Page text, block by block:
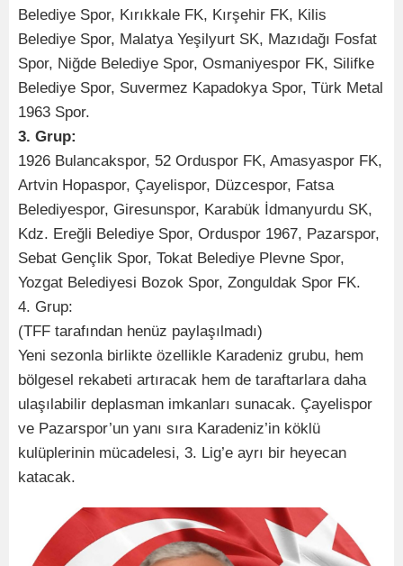
Belediye Spor, Kırıkkale FK, Kırşehir FK, Kilis
Belediye Spor, Malatya Yeşilyurt SK, Mazıdağı Fosfat
Spor, Niğde Belediye Spor, Osmaniyespor FK, Silifke
Belediye Spor, Suvermez Kapadokya Spor, Türk Metal
1963 Spor.
3. Grup:
1926 Bulancakspor, 52 Orduspor FK, Amasyaspor FK,
Artvin Hopaspor, Çayelispor, Düzcespor, Fatsa
Belediyespor, Giresunspor, Karabük İdmanyurdu SK,
Kdz. Ereğli Belediye Spor, Orduspor 1967, Pazarspor,
Sebat Gençlik Spor, Tokat Belediye Plevne Spor,
Yozgat Belediyesi Bozok Spor, Zonguldak Spor FK.
4. Grup:
(TFF tarafından henüz paylaşılmadı)
Yeni sezonla birlikte özellikle Karadeniz grubu, hem
bölgesel rekabeti artıracak hem de taraftarlara daha
ulaşılabilir deplasman imkanları sunacak. Çayelispor
ve Pazarspor’un yanı sıra Karadeniz’in köklü
kulüplerinin mücadelesi, 3. Lig’e ayrı bir heyecan
katacak.